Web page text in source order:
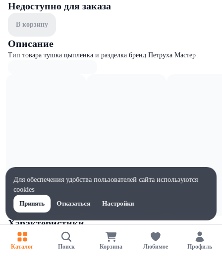
Недоступно для заказа
В корзину
Описание
Тип товара тушка цыпленка и разделка бренд Петруха Мастер
Характеристики
Ширина, мм
1.4
Каталог Поиск Корзина Любимое Профиль
Для обеспечения удобства пользователей сайта используются
cookies
Принять
Отказаться Настройки